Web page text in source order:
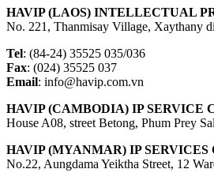
HAVIP (LAOS) INTELLECTUAL
No. 221, Thanmisay Village, Xaythany
Tel: (84-24) 35525 035/036
Fax: (024) 35525 037
Email: info@havip.com.vn
HAVIP (CAMBODIA) IP SERVICE
House A08, street Betong, Phum Prey
HAVIP (MYANMAR) IP SERVICES
No.22, Aungdama Yeiktha Street, 12